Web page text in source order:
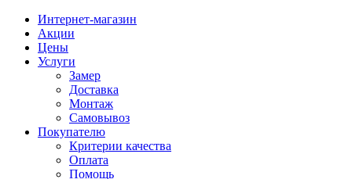
Интернет-магазин
Акции
Цены
Услуги
Замер
Доставка
Монтаж
Самовывоз
Покупателю
Критерии качества
Оплата
Помощь